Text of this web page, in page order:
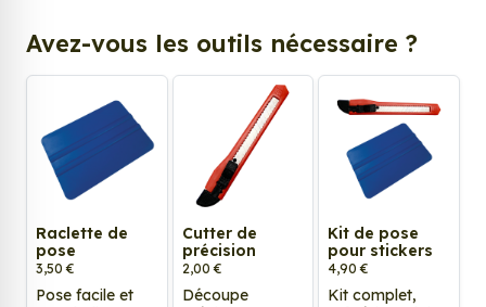
Avez-vous les outils nécessaire ?
Raclette de
pose
3,50 €
Pose facile et
Cutter de
précision
2,00 €
Découpe
Kit de pose
pour stickers
4,90 €
Kit complet,